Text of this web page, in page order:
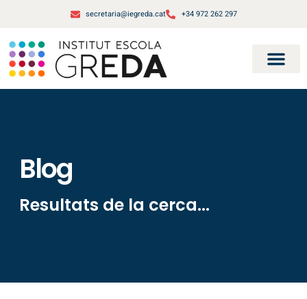
secretaria@iegreda.cat +34 972 262 297
Blog
Resultats de la cerca...